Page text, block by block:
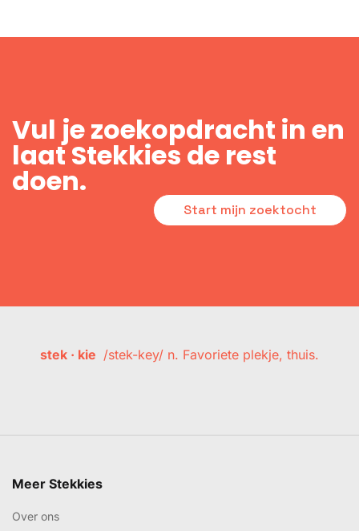
Vul je zoekopdracht in en
laat Stekkies de rest
doen.
Start mijn zoektocht
stek · kie /stek-key/ n. Favoriete plekje, thuis.
Meer Stekkies
Over ons